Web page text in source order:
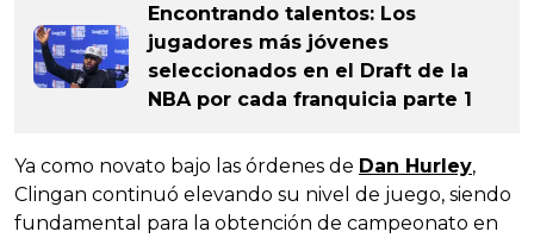
Encontrando talentos: Los
jugadores más jóvenes
seleccionados en el Draft de la
NBA por cada franquicia parte 1
Ya como novato bajo las órdenes de Dan Hurley,
Clingan continuó elevando su nivel de juego, siendo
fundamental para la obtención de campeonato en